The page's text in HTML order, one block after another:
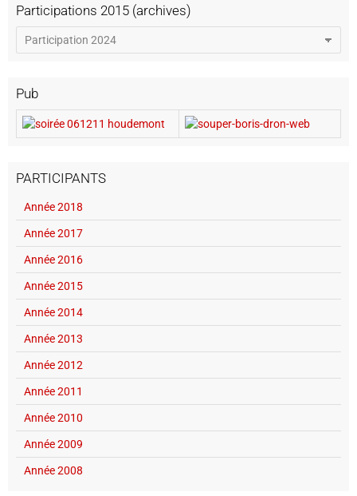
Participations 2015 (archives)
Pub
PARTICIPANTS
Année 2018
Année 2017
Année 2016
Année 2015
Année 2014
Année 2013
Année 2012
Année 2011
Année 2010
Année 2009
Année 2008